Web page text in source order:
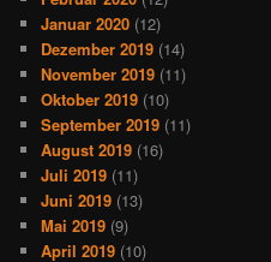
Januar 2020 (12)
Dezember 2019 (14)
November 2019 (11)
Oktober 2019 (10)
September 2019 (11)
August 2019 (16)
Juli 2019 (11)
Juni 2019 (13)
Mai 2019 (9)
April 2019 (10)